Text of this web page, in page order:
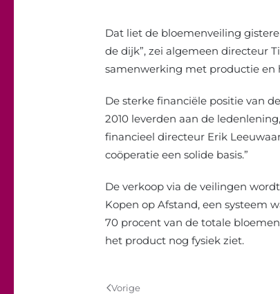
Dat liet de bloemenveiling
de dijk”, zei algemeen directeur
samenwerking met productie en
De sterke financiële positie van
2010 leverden aan de
financieel directeur Erik
coöperatie een solide basis.”
De verkoop via de veilingen
Kopen op Afstand, een systeem
70 procent van de totale
het product nog fysiek ziet.
Vorige